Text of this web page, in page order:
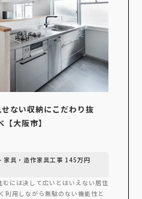
ない収納にこだわり抜
大阪市】
具・造作家具工事 145万円
には決して広いとはいえない居住
利用しながら無駄のない機能性と